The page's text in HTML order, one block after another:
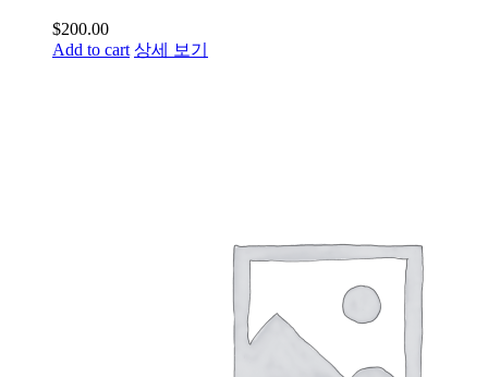
$200.00
Add to cart 상세 보기